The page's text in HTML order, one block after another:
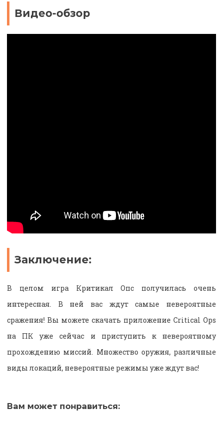
Видео-обзор
Заключение:
В целом игра Критикал Опс получилась очень
интересная. В ней вас ждут самые невероятные
сражения! Вы можете скачать приложение Critical Ops
на ПК уже сейчас и приступить к невероятному
прохождению миссий. Множество оружия, различные
виды локаций, невероятные режимы уже ждут вас!
Вам может понравиться: